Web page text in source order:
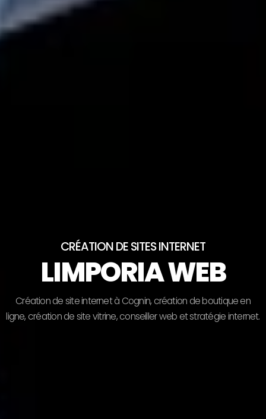
CRÉATION DE SITES INTERNET
LIMPORIA WEB
Créationdesiteinternetà Cognin, création deboutiqueen
ligne, créationdesitevitrine, conseillerweb etstratégieinternet.